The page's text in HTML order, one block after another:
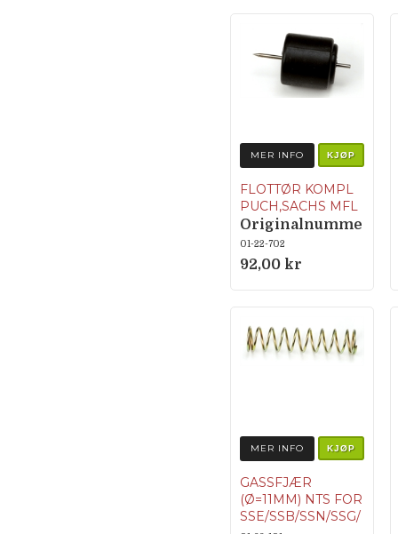
MER INFO KJØP
FLOTTØR KOMPL
PUCH,SACHS MFL
Originalnumme
r 35-920 (35-
020, 35-022, 35-
01-22-702
92,00 kr
MER INFO KJØP
GASSFJÆR
(Ø=11MM) NTS FOR
SSE/SSB/SSN/SSG/